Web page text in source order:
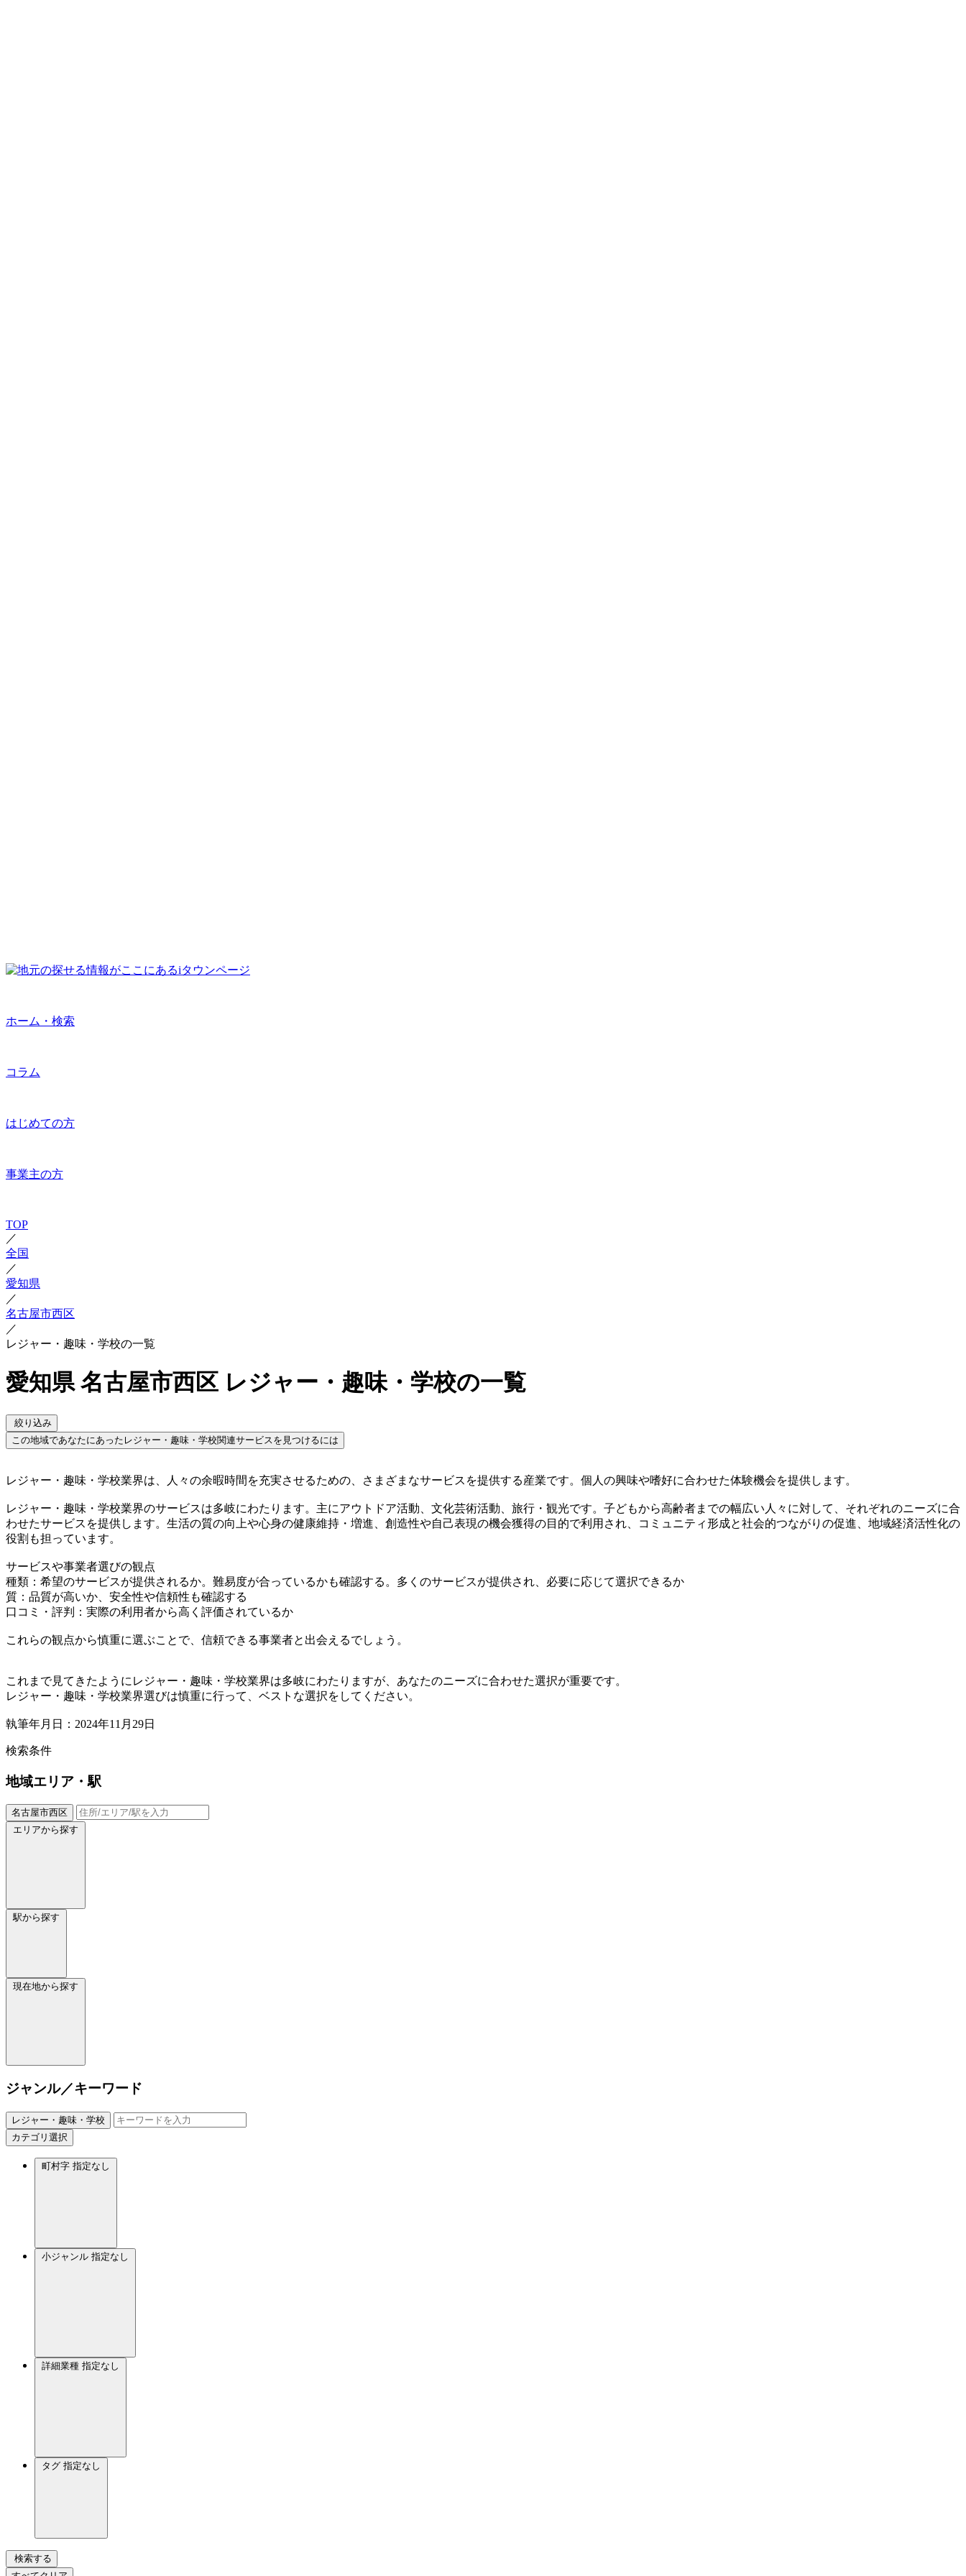
ホーム・検索
コラム
はじめての方
事業主の方
TOP
／
全国
／
愛知県
／
名古屋市西区
／
レジャー・趣味・学校の一覧
愛知県 名古屋市西区 レジャー・趣味・学校の一覧
絞り込み
この地域であなたにあったレジャー・趣味・学校関連サービスを見つけるには
レジャー・趣味・学校業界は、人々の余暇時間を充実させるための、さまざまなサービスを提供する産業です。個人の興味や嗜好に合わせた体験機会を提供します。
レジャー・趣味・学校業界のサービスは多岐にわたります。主にアウトドア活動、文化芸術活動、旅行・観光です。子どもから高齢者までの幅広い人々に対して、それぞれのニーズに合
わせたサービスを提供します。生活の質の向上や心身の健康維持・増進、創造性や自己表現の機会獲得の目的で利用され、コミュニティ形成と社会的つながりの促進、地域経済活性化の
役割も担っています。
サービスや事業者選びの観点
種類：希望のサービスが提供されるか。難易度が合っているかも確認する。多くのサービスが提供され、必要に応じて選択できるか
質：品質が高いか、安全性や信頼性も確認する
口コミ・評判：実際の利用者から高く評価されているか
これらの観点から慎重に選ぶことで、信頼できる事業者と出会えるでしょう。
これまで見てきたようにレジャー・趣味・学校業界は多岐にわたりますが、あなたのニーズに合わせた選択が重要です。
レジャー・趣味・学校業界選びは慎重に行って、ベストな選択をしてください。
執筆年月日：2024年11月29日
検索条件
地域エリア・駅
名古屋市西区
エリアから探す
駅から探す
現在地から探す
ジャンル／キーワード
レジャー・趣味・学校
カテゴリ選択
町村字 指定なし
小ジャンル 指定なし
詳細業種 指定なし
タグ 指定なし
検索する